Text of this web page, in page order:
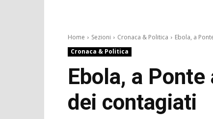
Home Sezioni Cronaca & Politica
Ebola, a
Cronaca & Politica
Ebola, a
dei contagiati